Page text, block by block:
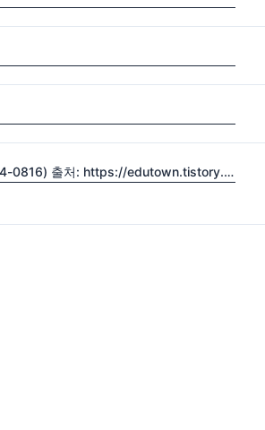
2022 초·중등학교 교육과정 및 특수교육 교육과정 일부개정 고시 (2024-0816) 출처: https://edutown.tistory.com/1594 [초등교육마을2:티스토리]